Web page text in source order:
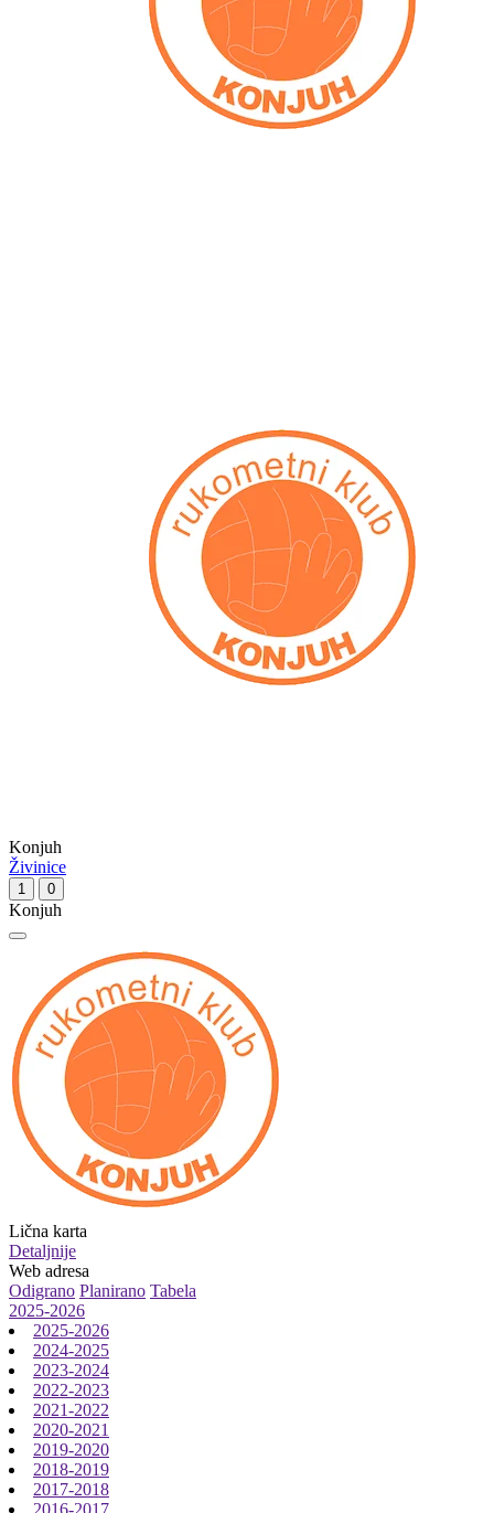
Konjuh
Živinice
1 0
Konjuh
Lična karta
Detaljnije
Web adresa
Odigrano Planirano Tabela
2025-2026
2025-2026
2024-2025
2023-2024
2022-2023
2021-2022
2020-2021
2019-2020
2018-2019
2017-2018
2016-2017